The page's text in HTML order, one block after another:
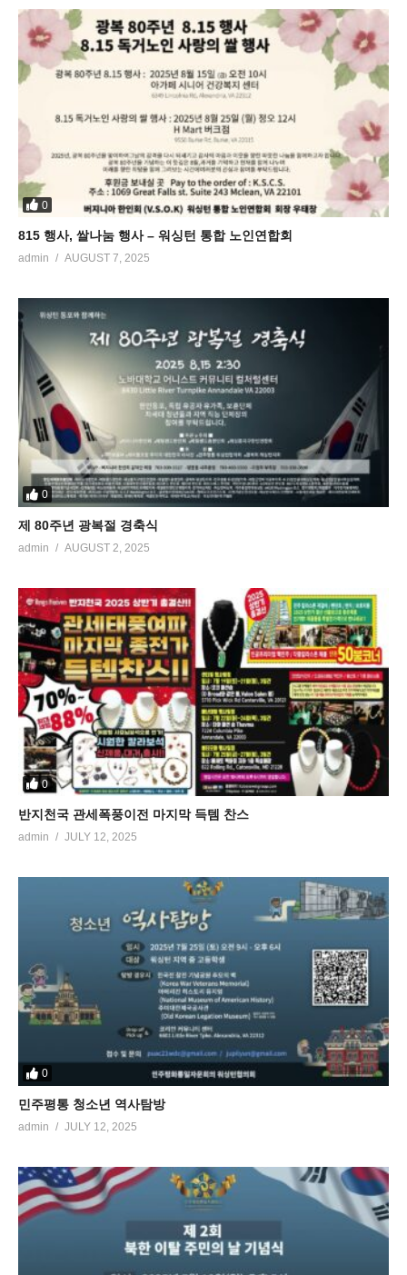
0
815 행사, 쌀나눔 행사 – 워싱턴 통합 노인연합회
admin AUGUST 7, 2025
0
제 80주년 광복절 경축식
admin AUGUST 2, 2025
0
반지천국 관세폭풍이전 마지막 득템 찬스
admin JULY 12, 2025
0
민주평통 청소년 역사탐방
admin JULY 12, 2025